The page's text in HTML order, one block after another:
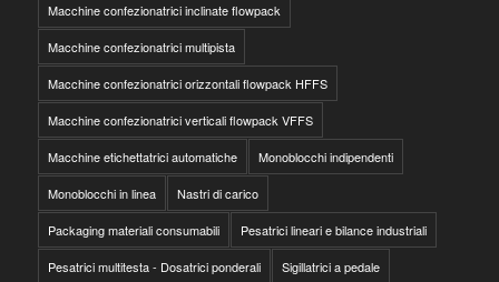
Macchine confezionatrici inclinate flowpack
Macchine confezionatrici multipista
Macchine confezionatrici orizzontali flowpack HFFS
Macchine confezionatrici verticali flowpack VFFS
Macchine etichettatrici automatiche Monoblocchi indipendenti
Monoblocchi in linea Nastri di carico
Packaging materiali consumabili Pesatrici lineari e bilance industriali
Pesatrici multitesta - Dosatrici ponderali Sigillatrici a pedale